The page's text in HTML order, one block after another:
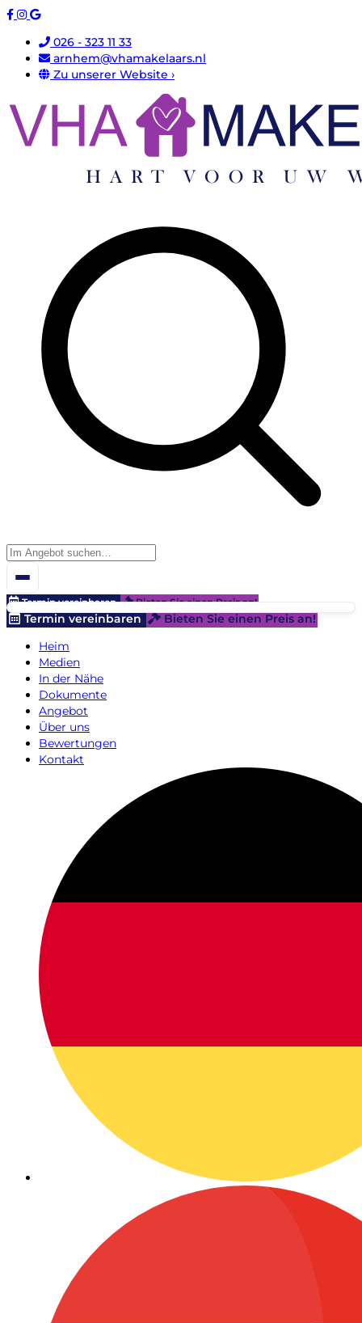
026 - 323 11 33
arnhem@vhamakelaars.nl
Zu unserer Website ›
Termin vereinbaren Bieten Sie einen Preis an!
Termin vereinbaren
Bieten Sie einen Preis an!
Heim
Medien
In der Nähe
Dokumente
Angebot
Über uns
Bewertungen
Kontakt